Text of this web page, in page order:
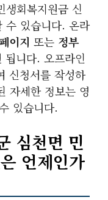
생회복지원금 신
수 있습니다. 온라
이지 또는 정부
됩니다. 오프라인
신청서를 작성하
자세한 정보는 영
있습니다.
심천면 민
언제인가